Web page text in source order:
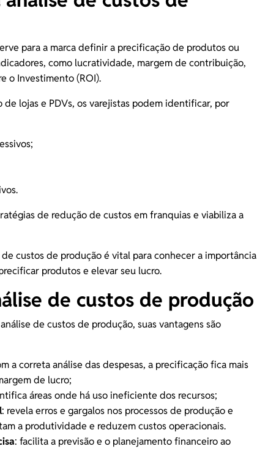
para a marcadefinir a precificaçãode produtos ou
como lucratividade, margem de contribuição,
o Investimento (ROI).
de lojas e PDVs, os varejistas podem identificar, por
de redução de custos em franquiase viabiliza a
custos de produção é vital para conhecer a importância
produtos e elevar seu lucro.
de custos de produção
de custos de produção, suas vantagens são
a correta análise das despesas, a precificação fica mais
de lucro;
áreas onde há uso ineficiente dos recursos;
: revela erros e gargalos nos processos de produção e
a produtividade e reduzem custos operacionais.
: facilita a previsão e o planejamento financeiro ao